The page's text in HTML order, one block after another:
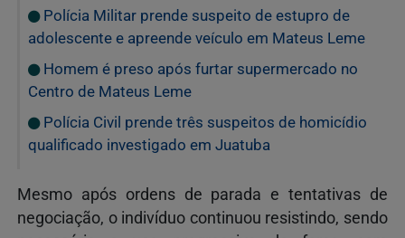
Polícia Militar prende suspeito de estupro de
adolescente e apreende veículo em Mateus Leme
Homem é preso após furtar supermercado no
Centro de Mateus Leme
Polícia Civil prende três suspeitos de homicídio
qualificado investigado em Juatuba
Mesmo após ordens de parada e tentativas de
negociação, o indivíduo continuou resistindo, sendo